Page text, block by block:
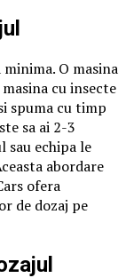
O masina
cu insecte
spuma cu timp
sa ai 2-3
sau echipa le
abordare
ofera
de dozaj pe